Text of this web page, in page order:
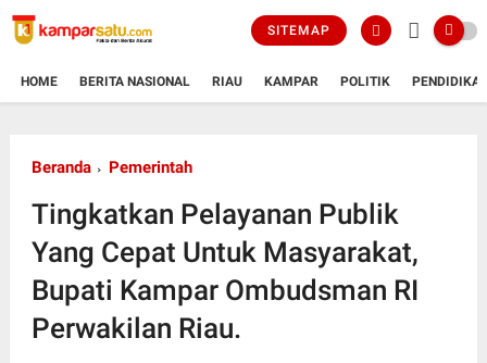
SITEMAP
HOME BERITA NASIONAL RIAU KAMPAR POLITIK
Beranda Pemerintah
Tingkatkan Pelayanan Publik
Yang Cepat Untuk Masyarakat,
Bupati Kampar Ombudsman RI
Perwakilan Riau.